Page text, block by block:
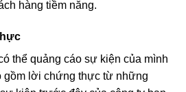
hàng tiềm năng.
thể quảng cáo sự kiện của mình
gồm lời chứng thực từ những